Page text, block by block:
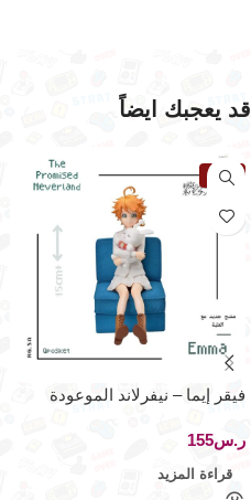
قد يعجبك ايضاً
نفذت
فيقر إيما – نيفرلاند الموعودة
ر.س
قراءة المزيد